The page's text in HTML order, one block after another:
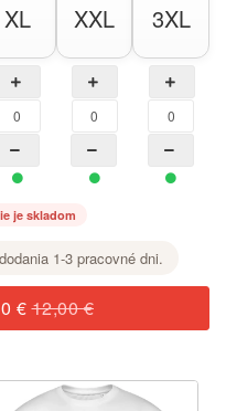
XL XXL 3XL
je skladom
1-3 pracovné dni.
€12,00 €